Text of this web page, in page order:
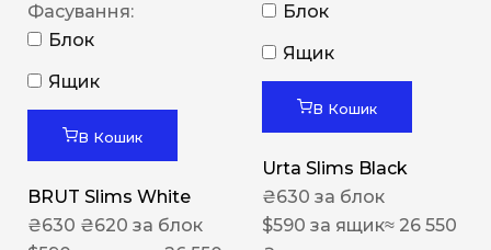
Фасування:
Блок
Ящик
В Кошик
BRUT Slims White
₴630 ₴620 за блок
Блок
Ящик
В Кошик
Urta Slims Black
₴630 за блок
$590 за ящик≈ 26 550